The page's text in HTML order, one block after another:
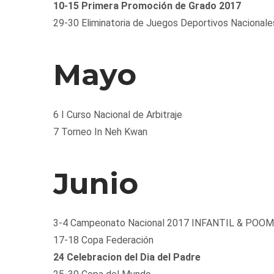
10-15 Primera Promoción de Grado 2017
29-30 Eliminatoria de Juegos Deportivos
Mayo
6 I Curso Nacional de Arbitraje
7 Torneo In Neh Kwan
Junio
3-4 Campeonato Nacional 2017 INFANTIL &
17-18 Copa Federación
24 Celebracion del Dia del Padre